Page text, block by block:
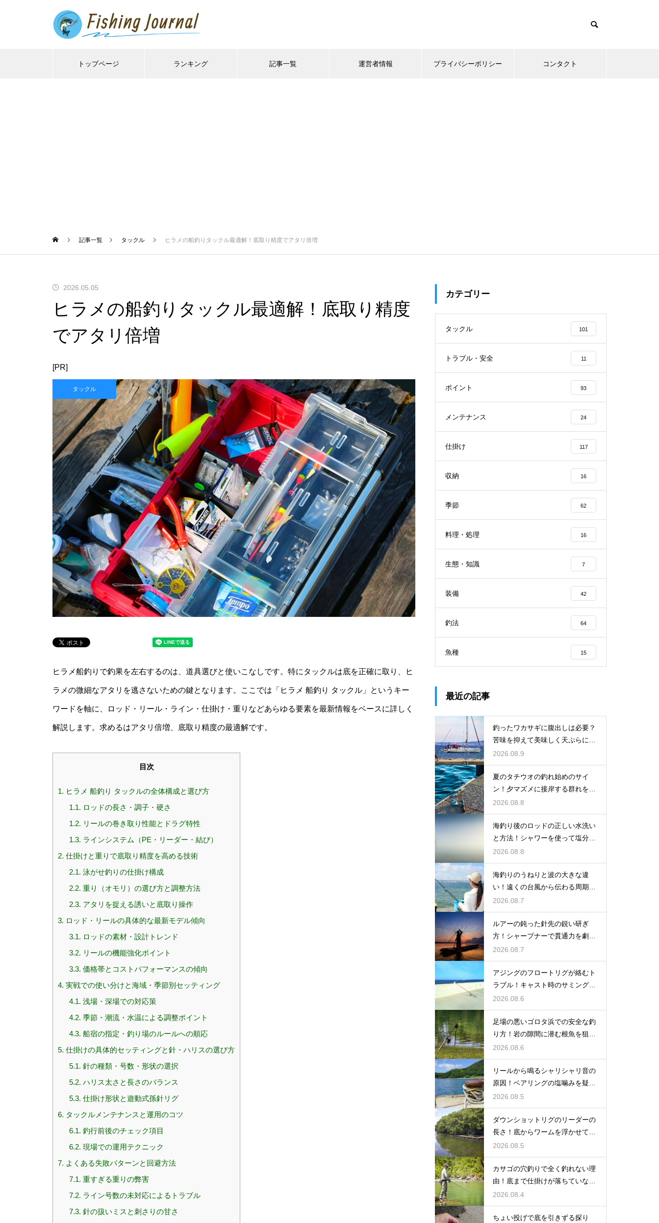
トップページ ランキング 記事一覧 運営者情報 プライバシーポリシー コンタクト
記事一覧 タックル ヒラメの船釣りタックル最適解！底取り精度でアタリ倍増
2026.05.05
ヒラメの船釣りタックル最適解！底取り精度
でアタリ倍増
[PR]
タックル
ヒラメ船釣りで釣果を左右するのは、道具選びと使いこなしです。特にタックルは底を正確に取り、ヒ
ラメの微細なアタリを逃さないための鍵となります。ここでは「ヒラメ 船釣り タックル」というキー
ワードを軸に、ロッド・リール・ライン・仕掛け・重りなどあらゆる要素を最新情報をベースに詳しく
解説します。求めるはアタリ倍増、底取り精度の最適解です。
目次
1. ヒラメ 船釣り タックルの全体構成と選び方
1.1. ロッドの長さ・調子・硬さ
1.2. リールの巻き取り性能とドラグ特性
1.3. ラインシステム（PE・リーダー・結び）
2. 仕掛けと重りで底取り精度を高める技術
2.1. 泳がせ釣りの仕掛け構成
2.2. 重り（オモリ）の選び方と調整方法
2.3. アタリを捉える誘いと底取り操作
3. ロッド・リールの具体的な最新モデル傾向
3.1. ロッドの素材・設計トレンド
3.2. リールの機能強化ポイント
3.3. 価格帯とコストパフォーマンスの傾向
4. 実戦での使い分けと海域・季節別セッティング
4.1. 浅場・深場での対応策
4.2. 季節・潮流・水温による調整ポイント
4.3. 船宿の指定・釣り場のルールへの順応
5. 仕掛けの具体的セッティングと針・ハリスの選び方
5.1. 針の種類・号数・形状の選択
5.2. ハリス太さと長さのバランス
5.3. 仕掛け形状と遊動式孫針リグ
6. タックルメンテナンスと運用のコツ
6.1. 釣行前後のチェック項目
6.2. 現場での運用テクニック
7. よくある失敗パターンと回避方法
7.1. 重すぎる重りの弊害
7.2. ライン号数の未対応によるトラブル
7.3. 針の扱いミスと刺さりの甘さ
カテゴリー
タックル 101
トラブル・安全 11
ポイント 93
メンテナンス 24
仕掛け 117
収納 16
季節 62
料理・処理 16
生態・知識 7
装備 42
釣法 64
魚種 15
最近の記事
釣ったワカサギに腹出しは必要？
苦味を抑えて美味しく天ぷらにす
る下処理
2026.08.9
夏のタチウオの釣れ始めのサイ
ン！夕マズメに接岸する群れをル
アーで狙う
2026.08.8
海釣り後のロッドの正しい水洗い
と方法！シャワーを使って塩分を
落出す
2026.08.8
海釣りのうねりと波の大きな違
い！遠くの台風から伝わる周期の
長い波の危険
2026.08.7
ルアーの鈍った針先の鋭い研ぎ
方！シャープナーで貫通力を劇的
に復活
2026.08.7
アジングのフロートリグが絡むト
ラブル！キャスト時のサミングで
防ぐ
2026.08.6
足場の悪いゴロタ浜での安全な釣
り方！岩の隙間に潜む根魚を狙う
仕掛け
2026.08.6
リールから鳴るシャリシャリ音の
原因！ベアリングの塩噛みを疑っ
て洗浄する
2026.08.5
ダウンショットリグのリーダーの
長さ！底からワームを浮かせてア
ピール
2026.08.5
カサゴの穴釣りで全く釣れない理
由！底まで仕掛けが落ちていない
原因
2026.08.4
ちょい投げで底を引きずる探り